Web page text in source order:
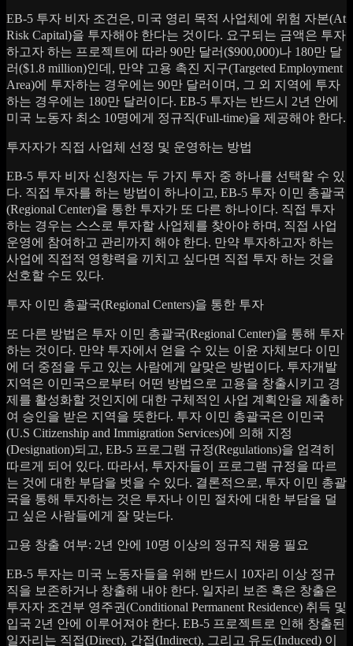
EB-5 투자 비자 조건은, 미국 영리 목적 사업체에 위험 자본(At
Risk Capital)을 투자해야 한다는 것이다. 요구되는 금액은 투자
하고자 하는 프로젝트에 따라 90만 달러($900,000)나 180만 달
러($1.8 million)인데, 만약 고용 촉진 지구(Targeted Employment
Area)에 투자하는 경우에는 90만 달러이며, 그 외 지역에 투자
하는 경우에는 180만 달러이다. EB-5 투자는 반드시 2년 안에
미국 노동자 최소 10명에게 정규직(Full-time)을 제공해야 한다.
투자자가 직접 사업체 선정 및 운영하는 방법
EB-5 투자 비자 신청자는 두 가지 투자 중 하나를 선택할 수 있
다. 직접 투자를 하는 방법이 하나이고, EB-5 투자 이민 총괄국
(Regional Center)을 통한 투자가 또 다른 하나이다. 직접 투자
하는 경우는 스스로 투자할 사업체를 찾아야 하며, 직접 사업
운영에 참여하고 관리까지 해야 한다. 만약 투자하고자 하는
사업에 직접적 영향력을 끼치고 싶다면 직접 투자 하는 것을
선호할 수도 있다.
투자 이민 총괄국(Regional Centers)을 통한 투자
또 다른 방법은 투자 이민 총괄국(Regional Center)을 통해 투자
하는 것이다. 만약 투자에서 얻을 수 있는 이윤 자체보다 이민
에 더 중점을 두고 있는 사람에게 알맞은 방법이다. 투자개발
지역은 이민국으로부터 어떤 방법으로 고용을 창출시키고 경
제를 활성화할 것인지에 대한 구체적인 사업 계획안을 제출하
여 승인을 받은 지역을 뜻한다. 투자 이민 총괄국은 이민국
(U.S Citizenship and Immigration Services)에 의해 지정
(Designation)되고, EB-5 프로그램 규정(Regulations)을 엄격히
따르게 되어 있다. 따라서, 투자자들이 프로그램 규정을 따르
는 것에 대한 부담을 벗을 수 있다. 결론적으로, 투자 이민 총괄
국을 통해 투자하는 것은 투자나 이민 절차에 대한 부담을 덜
고 싶은 사람들에게 잘 맞는다.
고용 창출 여부: 2년 안에 10명 이상의 정규직 채용 필요
EB-5 투자는 미국 노동자들을 위해 반드시 10자리 이상 정규
직을 보존하거나 창출해 내야 한다. 일자리 보존 혹은 창출은
투자자 조건부 영주권(Conditional Permanent Residence) 취득 및
입국 2년 안에 이루어져야 한다. EB-5 프로젝트로 인해 창출된
일자리는 직접(Direct), 간접(Indirect), 그리고 유도(Induced) 이